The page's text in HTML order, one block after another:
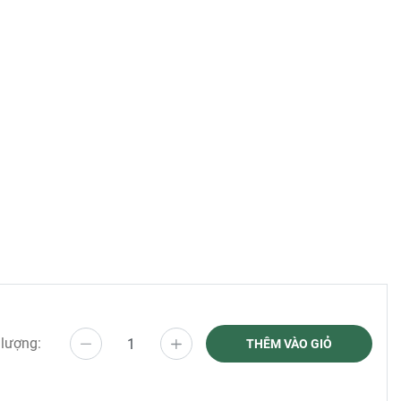
đồng
đậm
THÊM VÀO GIỎ